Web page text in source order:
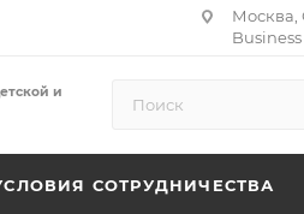
Москва,
и
СОТРУДНИЧЕСТВА